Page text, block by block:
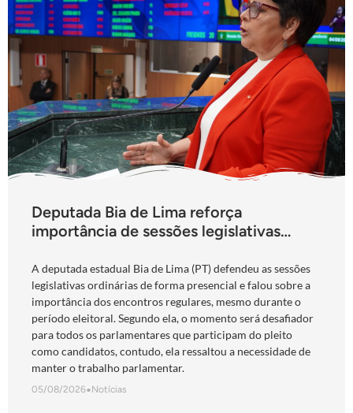
Deputada Bia de Lima reforça
importância de sessões legislativas
“obrigação com o povo de Goiás”
A deputada estadual Bia de Lima (PT) defendeu as sessões
legislativas ordinárias de forma presencial e falou sobre a
importância dos encontros regulares, mesmo durante o
período eleitoral. Segundo ela, o momento será desafiador
para todos os parlamentares que participam do pleito
como candidatos, contudo, ela ressaltou a necessidade de
manter o trabalho parlamentar.
05/08/2026•Notícias